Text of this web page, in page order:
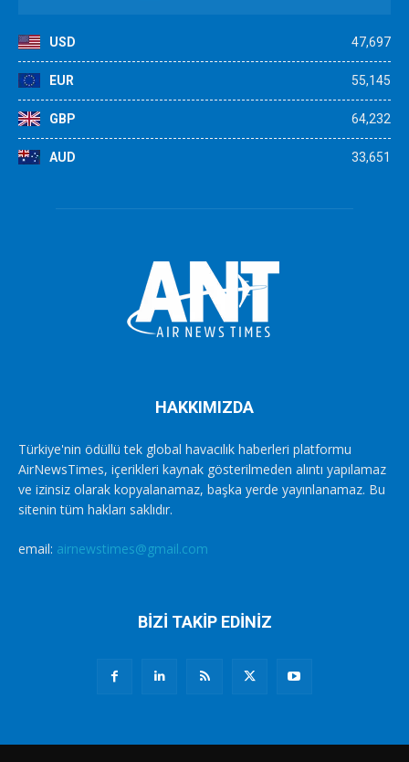
USD 47,697
EUR 55,145
GBP 64,232
AUD 33,651
HAKKIMIZDA
Türkiye'nin ödüllü tek global havacılık haberleri platformu
AirNewsTimes, içerikleri kaynak gösterilmeden alıntı yapılamaz
ve izinsiz olarak kopyalanamaz, başka yerde yayınlanamaz. Bu
sitenin tüm hakları saklıdır.
email: airnewstimes@gmail.com
BİZİ TAKİP EDİNİZ